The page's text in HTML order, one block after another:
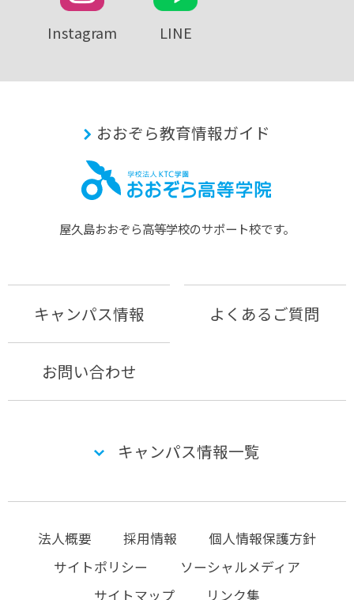
Instagram LINE
おおぞら教育情報ガイド
屋久島おおぞら⾼等学校のサポート校です。
キャンパス情報 よくあるご質問
お問い合わせ
キャンパス情報一覧
法人概要 採用情報
個人情報保護方針
サイトポリシー
ソーシャルメディア
サイトマップ
リンク集